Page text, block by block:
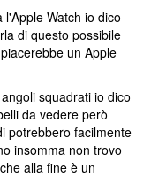
Watch io dico
di questo possibile
un Apple
squadrati io dico
da vedere però
potrebbero facilmente
insomma non trovo
alla fine è un